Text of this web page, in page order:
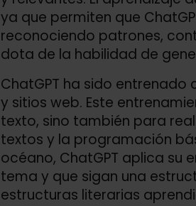
ya que permiten que
reconociendo patrones,
dota de la habilidad de
ChatGPT ha sido
y sitios web. Este
texto, sino también para
textos y la programación
océano, ChatGPT aplica su
tema y que sigan una
estructuras literarias